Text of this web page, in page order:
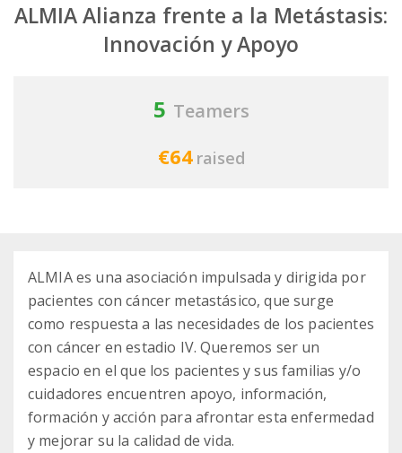
ALMIA Alianza frente a la Metástasis:
Innovación y Apoyo
5 Teamers
€64 raised
ALMIA es una asociación impulsada y dirigida por
pacientes con cáncer metastásico, que surge
como respuesta a las necesidades de los pacientes
con cáncer en estadio IV. Queremos ser un
espacio en el que los pacientes y sus familias y/o
cuidadores encuentren apoyo, información,
formación y acción para afrontar esta enfermedad
y mejorar su la calidad de vida.